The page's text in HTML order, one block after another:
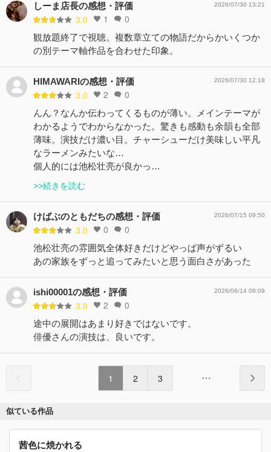
しーま店長の感想・評価
3.0 1 0
2026/07/30 13:21
観放題終了で視聴。複数章立ての物語だからかいくつか
の別テーマ軸作品を合わせた印象。
HIMAWARIの感想・評価
3.0 2 0
2026/07/30 12:18
んん？なんか伝わってくるものが薄い。メインテーマが
わかるようでわからなかった。驚きも感動も余韻も全部
薄味。演技だけ濃い目。チャーシューだけ美味しい平凡
なラーメンみたいな…
個人的には池松壮亮が良かっ…
>>続きを読む
けばぶのともだちの感想・評価
3.0 0 0
2026/07/15 09:50
池松壮亮の雰囲気全体好きだけどやっぱ声がずるい
あの家族をずっと追ってみたいと思う面白さがあった
ishi00001の感想・評価
3.0 2 0
2026/06/14 08:09
途中の展開はあまり好きではないです。
俳優さんの演技は、良いです。
1 2 3
似ている作品
茜色に焼かれる